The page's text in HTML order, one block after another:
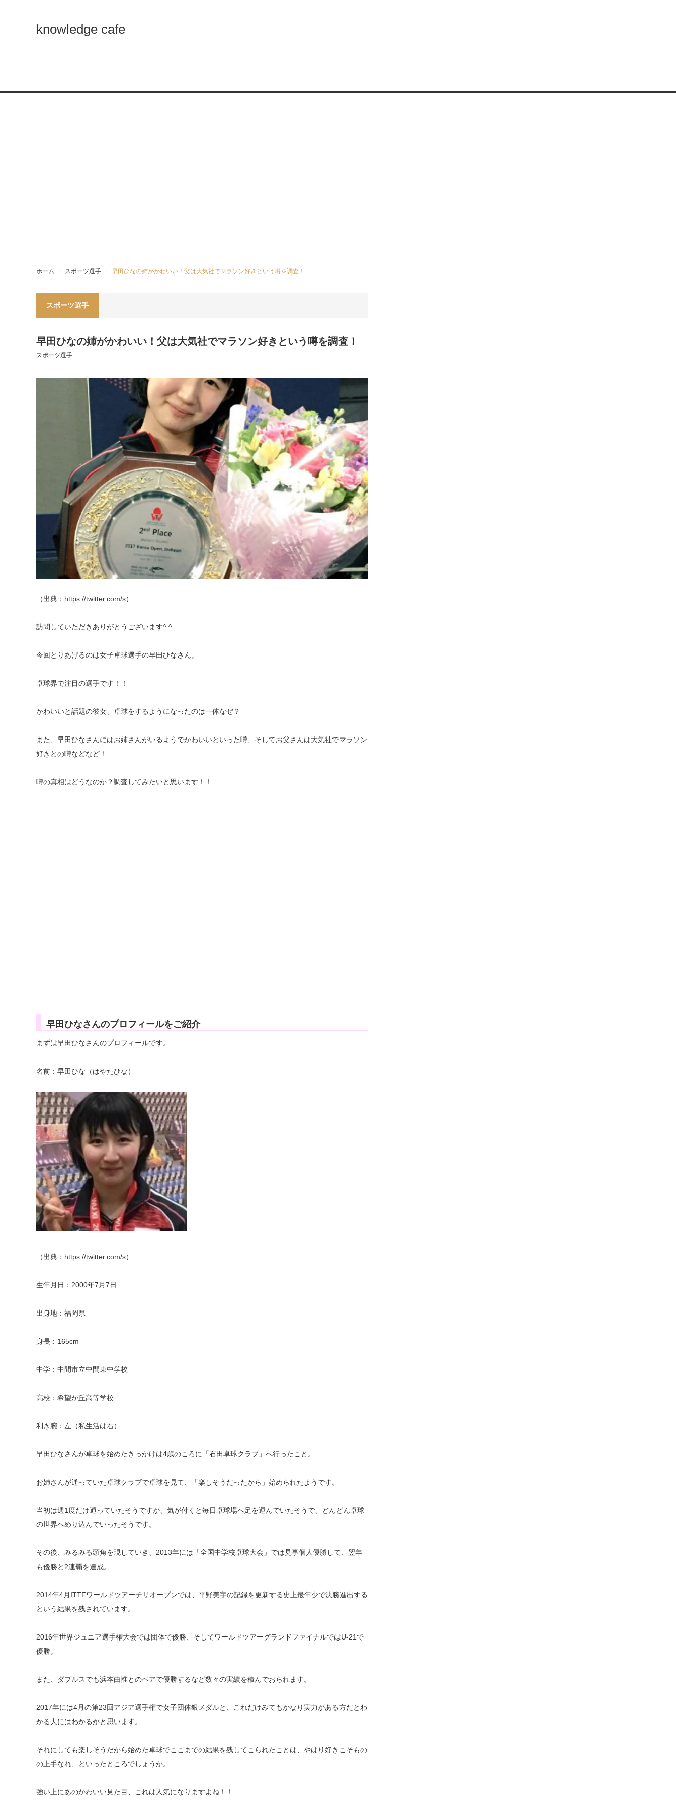
knowledge cafe
ホーム スポーツ選手 早田ひなの姉がかわいい！父は大気社でマラソン好きという噂を調査！
スポーツ選手
早田ひなの姉がかわいい！父は大気社でマラソン好きという噂を調査！
スポーツ選手
（出典：https://twitter.com/s）
訪問していただきありがとうございます^ ^
今回とりあげるのは女子卓球選手の早田ひなさん。
卓球界で注目の選手です！！
かわいいと話題の彼女、卓球をするようになったのは一体なぜ？
また、早田ひなさんにはお姉さんがいるようでかわいいといった噂、そしてお父さんは大気社でマラソン
好きとの噂などなど！
噂の真相はどうなのか？調査してみたいと思います！！
早田ひなさんのプロフィールをご紹介
まずは早田ひなさんのプロフィールです。
名前：早田ひな（はやたひな）
（出典：https://twitter.com/s）
生年月日：2000年7月7日
出身地：福岡県
身長：165cm
中学：中間市立中間東中学校
高校：希望が丘高等学校
利き腕：左（私生活は右）
早田ひなさんが卓球を始めたきっかけは4歳のころに「石田卓球クラブ」へ行ったこと。
お姉さんが通っていた卓球クラブで卓球を見て、「楽しそうだったから」始められたようです。
当初は週1度だけ通っていたそうですが、気が付くと毎日卓球場へ足を運んでいたそうで、どんどん卓球
の世界へめり込んでいったそうです。
その後、みるみる頭角を現していき、2013年には「全国中学校卓球大会」では見事個人優勝して、翌年
も優勝と2連覇を達成。
2014年4月ITTFワールドツアーチリオープンでは、平野美宇の記録を更新する史上最年少で決勝進出する
という結果を残されています。
2016年世界ジュニア選手権大会では団体で優勝、そしてワールドツアーグランドファイナルではU-21で
優勝。
また、ダブルスでも浜本由惟とのペアで優勝するなど数々の実績を積んでおられます。
2017年には4月の第23回アジア選手権で女子団体銀メダルと、これだけみてもかなり実力がある方だとわ
かる人にはわかるかと思います。
それにしても楽しそうだから始めた卓球でここまでの結果を残してこられたことは、やはり好きこそもの
の上手なれ、といったところでしょうか。
強い上にあのかわいい見た目、これは人気になりますよね！！